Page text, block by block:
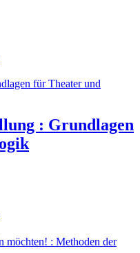
: Grundlagen